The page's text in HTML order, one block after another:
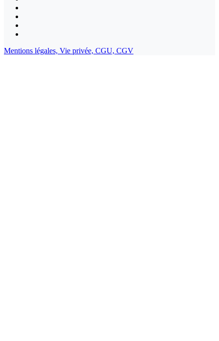
Mentions légales, Vie privée, CGU, CGV